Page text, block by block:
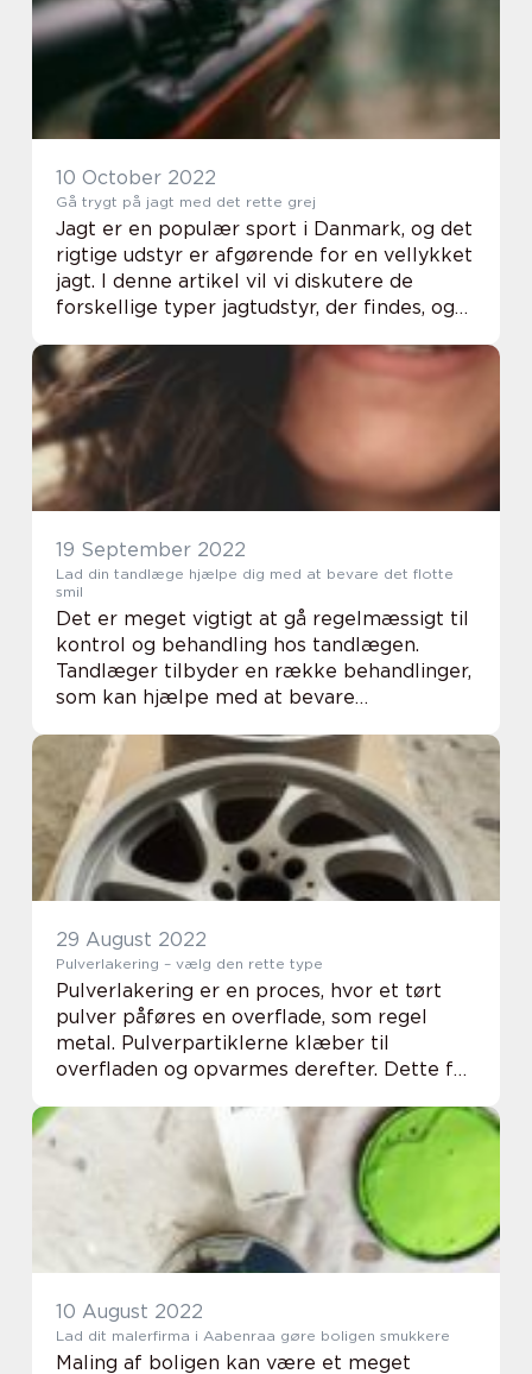
10 October 2022
Gå trygt på jagt med det rette grej
Jagt er en populær sport i Danmark, og det
rigtige udstyr er afgørende for en vellykket
jagt. I denne artikel vil vi diskutere de
forskellige typer jagtudstyr, der findes, og
om de bedste måder at bruge ...
19 September 2022
Lad din tandlæge hjælpe dig med at bevare det flotte
smil
Det er meget vigtigt at gå regelmæssigt til
kontrol og behandling hos tandlægen.
Tandlæger tilbyder en række behandlinger,
som kan hjælpe med at bevare
som f.eks. karies, tandkødssygdomme og
endda hjertesygdomme. ...
29 August 2022
Pulverlakering – vælg den rette type
Pulverlakering er en proces, hvor et tørt
pulver påføres en overflade, som regel
metal. Pulverpartiklerne klæber til
overfladen og opvarmes derefter. Dette får
fast belægning. Pulverlakering vælges ofte,
10 August 2022
Lad dit malerfirma i Aabenraa gøre boligen smukkere
Maling af boligen kan være et meget